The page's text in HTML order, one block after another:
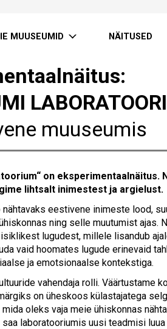
MUUSEUMID NÄITUSED
muuseumis
on
lihtsalt inimestest ja argielust.
eestivene inimeste lood,
ning selle muutumist
lugudest, millele lisandub
vaid hoomates lugude erinevaid
ja emotsionaalse kontekstiga.
vahendaja rolli.
on üheskoos külastajatega
oleks vaja meie ühiskonnas
laboratooriumis uusi teadmisi